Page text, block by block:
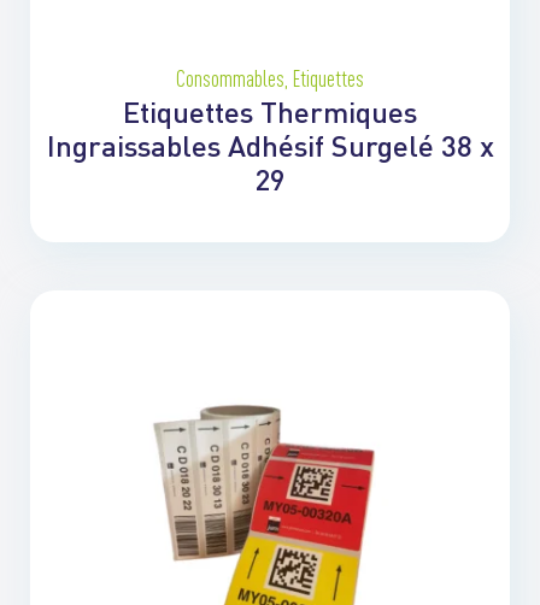
Consommables Etiquettes
Etiquettes Thermiques
Ingraissables Adhésif Surgelé 38 x
29